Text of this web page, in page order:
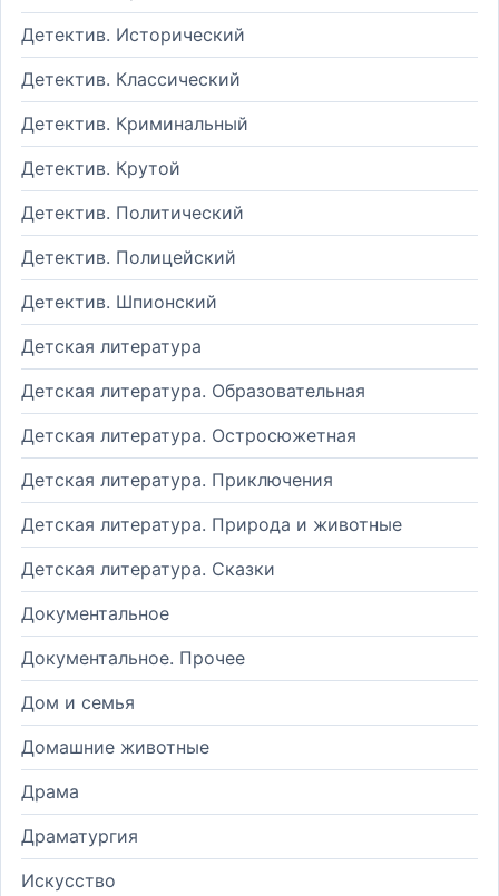
Детектив. Исторический
Детектив. Классический
Детектив. Криминальный
Детектив. Крутой
Детектив. Политический
Детектив. Полицейский
Детектив. Шпионский
Детская литература
Детская литература. Образовательная
Детская литература. Остросюжетная
Детская литература. Приключения
Детская литература. Природа и животные
Детская литература. Сказки
Документальное
Документальное. Прочее
Дом и семья
Домашние животные
Драма
Драматургия
Искусство